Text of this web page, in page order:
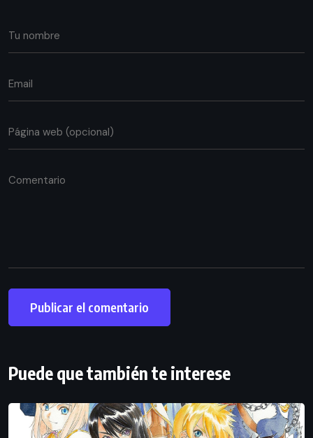
Puede que también te interese